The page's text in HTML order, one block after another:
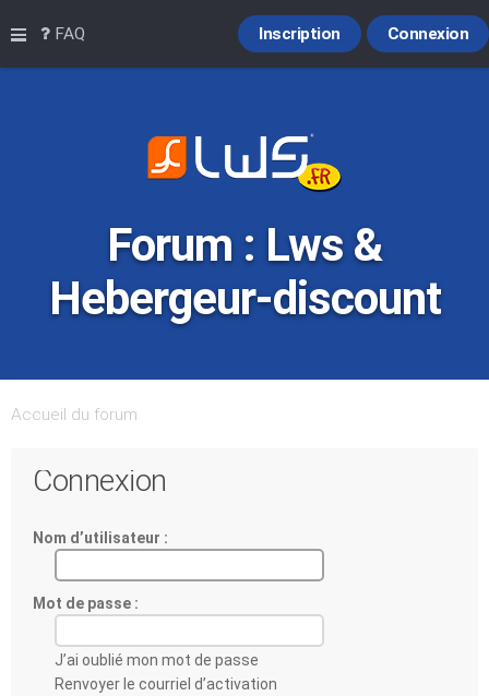
Raccourcis
FAQ Connexion
Inscription
Forum : Lws &
Hebergeur-discount
Accueil du forum
Connexion
Nom d’utilisateur :
Mot de passe :
J’ai oublié mon mot de passe
Renvoyer le courriel d’activation